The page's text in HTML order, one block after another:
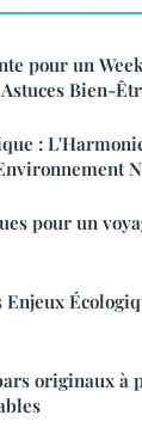
pour un
Bien-
:
pour un
originaux à